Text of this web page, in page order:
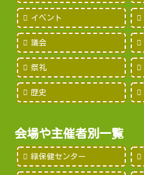
イベント
議会
祭礼
歴史
会場や主催者別一覧
緑保健センター